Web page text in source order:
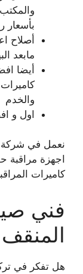
بأسعار
أصلاح
مابعد
أيضا
والخدم
اول و
نعمل في شركة
اجهزة
كاميرات
فني
المنقف
هل تفكر في